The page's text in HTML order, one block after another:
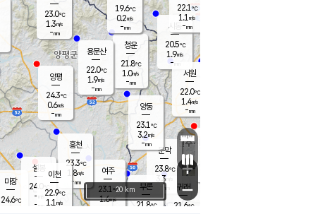
문막
23.8℃
3.3m/s
mm
부론
21.8℃
청운
21.8℃
1.0m/s
-mm
19.6℃
0.2m/s
-mm
여주
23.1℃
1.6m/s
양동
23.1℃
3.2m/s
-mm
23.0℃
1.3m/s
-mm
흥천
23.3℃
1.8m/s
-mm
마장
24.6℃
설봉
24.0
-m/s
- mm
시동
20.5℃
1.9m/s
- mm
귀래
21.6℃
서원
22.0℃
1.4m/s
-mm
용문산
22.0℃
1.9m/s
-mm
22.1℃
1.1 m/s
-mm
이천
22.9℃
1.1 m/s
양평
24.3℃
0.6m/s
-mm
+
−
20 km